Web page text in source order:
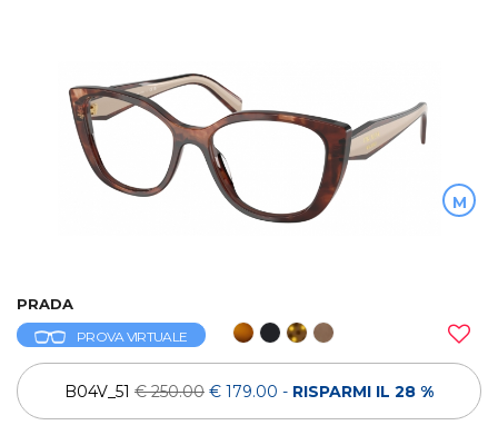
M
PRADA
PROVA VIRTUALE
B04V_51 € 250.00 € 179.00 - RISPARMI IL 28 %